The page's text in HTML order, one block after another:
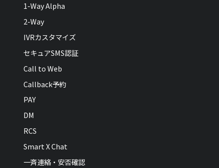
1-Way Alpha
2-Way
IVRカスタマイズ
セキュアSMS認証
Call to Web
Callback予約
PAY
DM
RCS
Smart X Chat
一斉連絡・安否確認